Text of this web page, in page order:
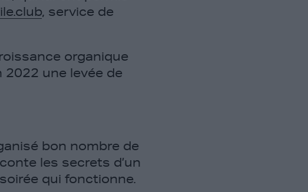
, service de
organique
une levée de
bon nombre de
les secrets d’un
qui fonctionne.